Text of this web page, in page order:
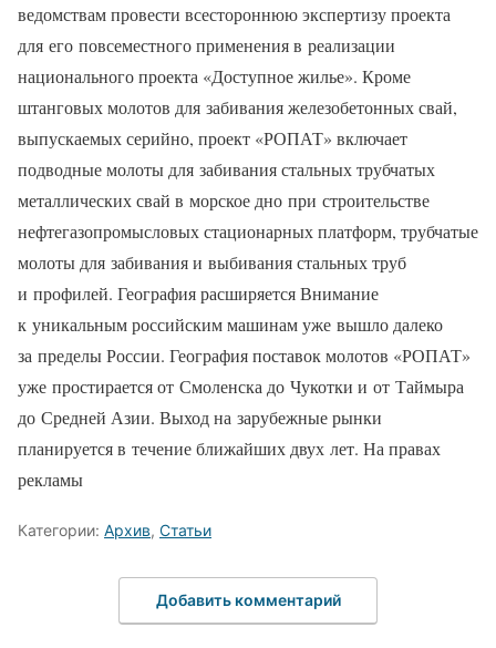
ведомствам провести всестороннюю экспертизу проекта
для его повсеместного применения в реализации
национального проекта «Доступное жилье». Кроме
штанговых молотов для забивания железобетонных свай,
выпускаемых серийно, проект «РОПАТ» включает
подводные молоты для забивания стальных трубчатых
металлических свай в морское дно при строительстве
нефтегазопромысловых стационарных платформ, трубчатые
молоты для забивания и выбивания стальных труб
и профилей. География расширяется Внимание
к уникальным российским машинам уже вышло далеко
за пределы России. География поставок молотов «РОПАТ»
уже простирается от Смоленска до Чукотки и от Таймыра
до Средней Азии. Выход на зарубежные рынки
планируется в течение ближайших двух лет. На правах
рекламы
Категории: Архив, Статьи
Добавить комментарий